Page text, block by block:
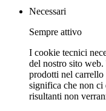
Necessari
Sempre attivo
I cookie tecnici
del nostro sito
prodotti nel carrello
significa che non ci
risultanti non